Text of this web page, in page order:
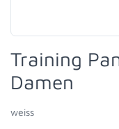
Training
Damen
weiss